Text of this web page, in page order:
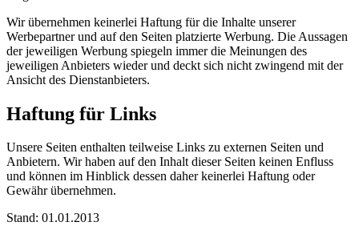
Wir übernehmen keinerlei Haftung für die Inhalte unserer
Werbepartner und auf den Seiten platzierte Werbung. Die Aussagen
der jeweiligen Werbung spiegeln immer die Meinungen des
jeweiligen Anbieters wieder und deckt sich nicht zwingend mit der
Ansicht des Dienstanbieters.
Haftung für Links
Unsere Seiten enthalten teilweise Links zu externen Seiten und
Anbietern. Wir haben auf den Inhalt dieser Seiten keinen Enfluss
und können im Hinblick dessen daher keinerlei Haftung oder
Gewähr übernehmen.
Stand: 01.01.2013